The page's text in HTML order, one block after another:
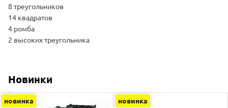
8 треугольников
14 квадратов
4 ромба
2 высоких треугольника
Новинки
новинка новинка